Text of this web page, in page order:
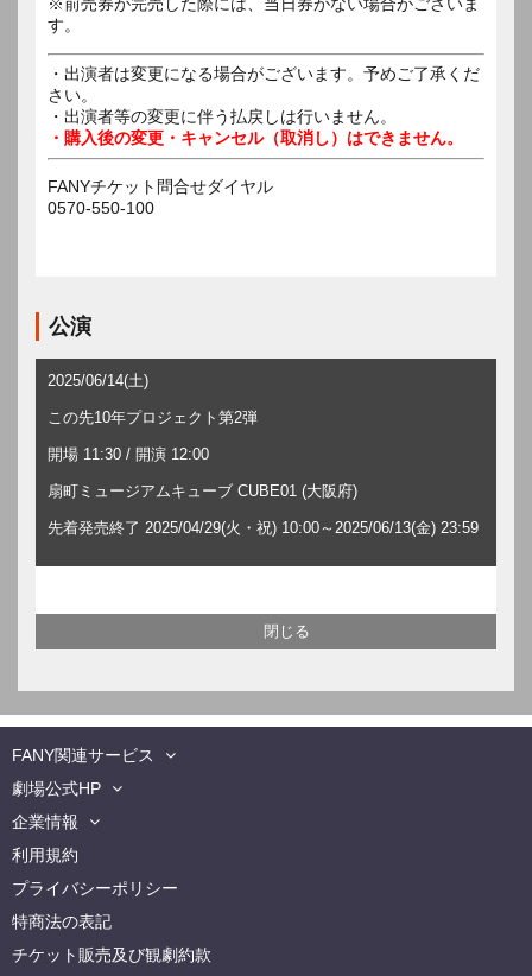
す。
・出演者は変更になる場合がございます。予めご了承くだ
さい。
・出演者等の変更に伴う払戻しは行いません。
・購入後の変更・キャンセル（取消し）はできません。
FANYチケット問合せダイヤル
0570-550-100
公演
2025/06/14(土)
この先10年プロジェクト第2弾
開場 11:30 / 開演 12:00
扇町ミュージアムキューブ CUBE01 (大阪府)
先着発売終了 2025/04/29(火・祝) 10:00～2025/06/13(金) 23:59
FANY関連サービス
劇場公式HP
企業情報
利用規約
プライバシーポリシー
特商法の表記
チケット販売及び観劇約款